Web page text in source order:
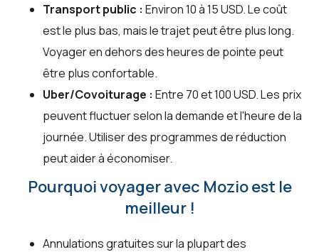
Transport public : Environ 10 à 15 USD. Le coût
est le plus bas, mais le trajet peut être plus long.
Voyager en dehors des heures de pointe peut
être plus confortable.
Uber/Covoiturage : Entre 70 et 100 USD. Les prix
peuvent fluctuer selon la demande et l'heure de la
journée. Utiliser des programmes de réduction
peut aider à économiser.
Pourquoi voyager avec Mozio est le
meilleur !
Annulations gratuites sur la plupart des